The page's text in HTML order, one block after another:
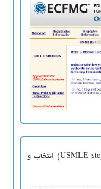
آزمون مورد نظر خود را (در اینجا USMLE step1) انتخاب و